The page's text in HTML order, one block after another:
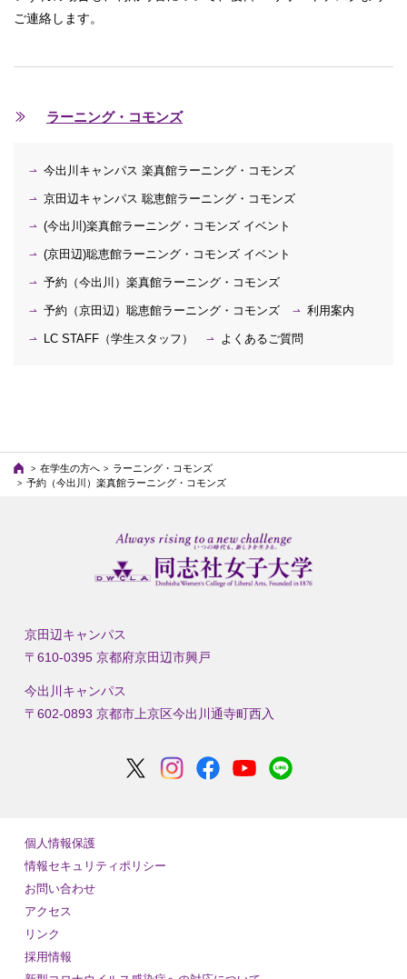
ご連絡します。
ラーニング・コモンズ
今出川キャンパス 楽真館ラーニング・コモンズ
京田辺キャンパス 聡恵館ラーニング・コモンズ
(今出川)楽真館ラーニング・コモンズ イベント
(京田辺)聡恵館ラーニング・コモンズ イベント
予約（今出川）楽真館ラーニング・コモンズ
予約（京田辺）聡恵館ラーニング・コモンズ 利用案内
LC STAFF（学生スタッフ） よくあるご質問
在学生の方へ
ラーニング・コモンズ
予約（今出川）楽真館ラーニング・コモンズ
京田辺キャンパス
〒610-0395 京都府京田辺市興戸
今出川キャンパス
〒602-0893 京都市上京区今出川通寺町西入
個人情報保護
情報セキュリティポリシー
お問い合わせ
アクセス
リンク
採用情報